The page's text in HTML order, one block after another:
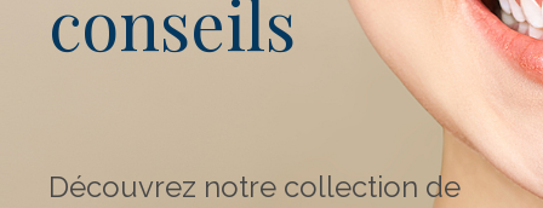
conseils
Découvrez notre collection de